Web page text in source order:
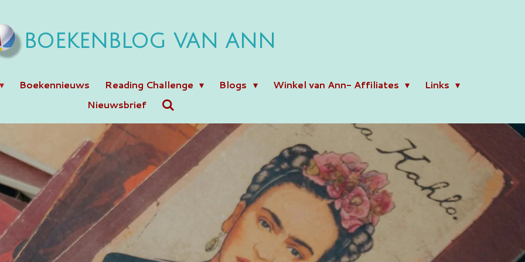
BOEKENBLOG VAN ANN
Boekennieuws Reading Challenge Blogs Winkel van Ann- Affiliates
Links
Nieuwsbrief